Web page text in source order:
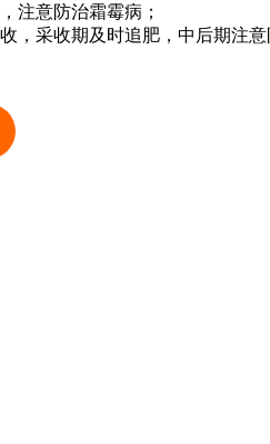
注意防治霜霉病；
，采收期及时追肥，中后期注意